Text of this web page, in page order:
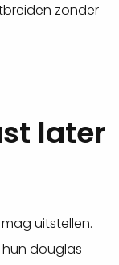
zonder
later
uitstellen.
hun douglas